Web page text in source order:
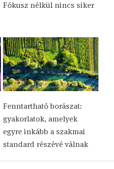
Fókusz nélkül nincs siker
Fenntartható borászat:
gyakorlatok, amelyek
egyre inkább a szakmai
standard részévé válnak